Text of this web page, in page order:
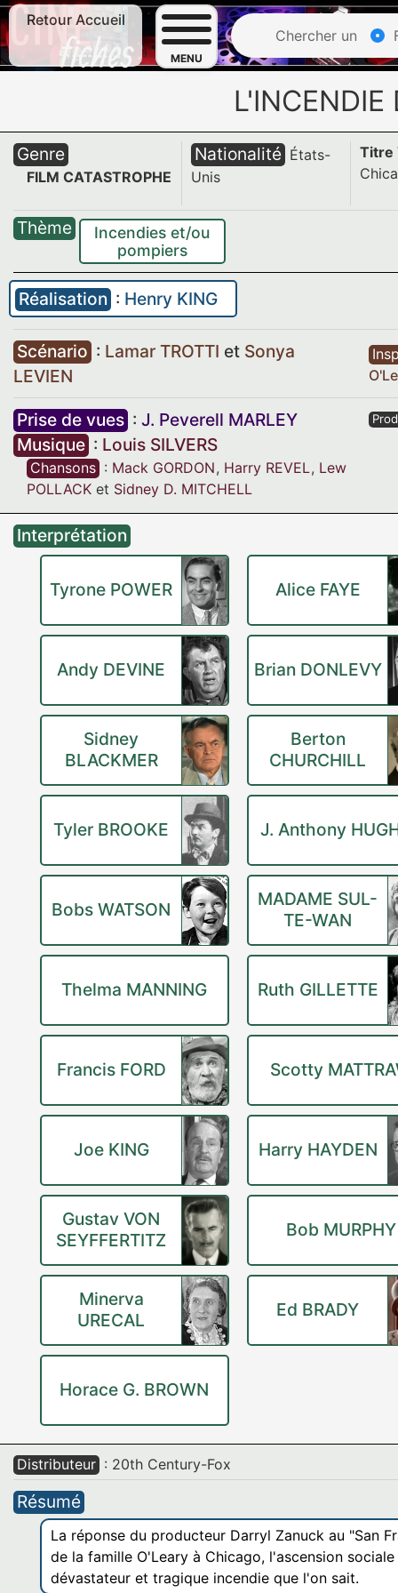
Retour Accueil
MENU
Chercher un
L'INCENDIE
Genre
FILM CATASTROPHE
Nationalité États-
Unis
Titre
Thème
Incendies et/ou
pompiers
Réalisation : Henry KING
Scénario : Lamar TROTTI et Sonya
LEVIEN
Prise de vues : J. Peverell MARLEY
Musique : Louis SILVERS
Chansons : Mack GORDON, Harry REVEL, Lew
POLLACK et Sidney D. MITCHELL
Interprétation
Tyrone POWER Alice FAYE
Andy DEVINE Brian DONLEVY
Sidney
BLACKMER
Berton
CHURCHILL
Tyler BROOKE J. Anthony
Bobs WATSON
MADAME SUL-
TE-WAN
Thelma MANNING Ruth GILLETTE
Francis FORD Scotty
Joe KING Harry HAYDEN
Gustav VON
SEYFFERTITZ
Bob MURPHY
Minerva
URECAL
Ed BRADY
Horace G. BROWN
Distributeur : 20th Century-Fox
Résumé
La réponse du producteur Darryl Zanuck au "San
de la famille O'Leary à Chicago, l'ascension
dévastateur et tragique incendie que l'on sait.